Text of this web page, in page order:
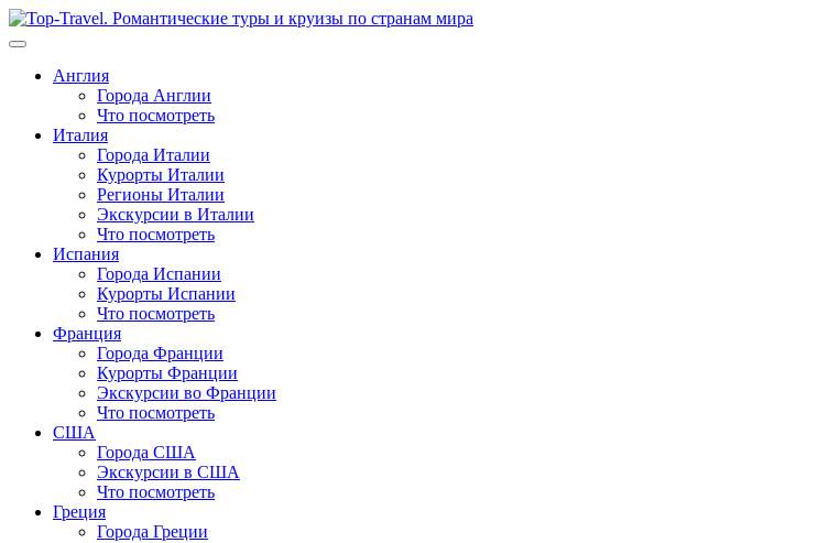
Перейти
к
Англия
Города Англии
Что посмотреть
Италия
Города Италии
Курорты Италии
Регионы Италии
Экскурсии в Италии
Что посмотреть
Испания
Города Испании
Курорты Испании
Что посмотреть
Франция
Города Франции
Курорты Франции
Экскурсии во Франции
Что посмотреть
США
Города США
Экскурсии в США
Что посмотреть
Греция
Города Греции